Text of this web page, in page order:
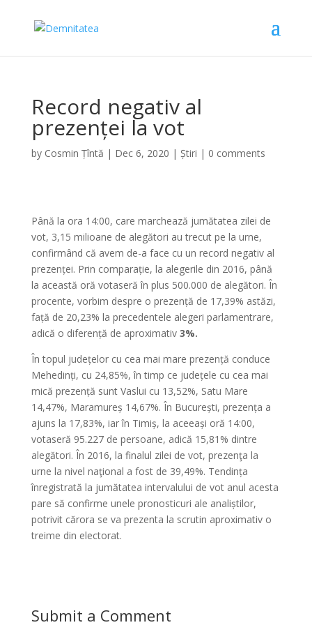
Record negativ al
prezenței la vot
by Cosmin Țîntă | Dec 6, 2020 | Știri | 0 comments
Până la ora 14:00, care marchează jumătatea zilei de
vot, 3,15 milioane de alegători au trecut pe la urne,
confirmând că avem de-a face cu un record negativ al
prezenței. Prin comparație, la alegerile din 2016, până
la această oră votaseră în plus 500.000 de alegători. În
procente, vorbim despre o prezență de 17,39% astăzi,
față de 20,23% la precedentele alegeri parlamentrare,
adică o diferență de aproximativ 3%.
În topul județelor cu cea mai mare prezență conduce
Mehedinți, cu 24,85%, în timp ce județele cu cea mai
mică prezență sunt Vaslui cu 13,52%, Satu Mare
14,47%, Maramureș 14,67%. În București, prezența a
ajuns la 17,83%, iar în Timiș, la aceeași oră 14:00,
votaseră 95.227 de persoane, adică 15,81% dintre
alegători. În 2016, la finalul zilei de vot, prezenţa la
urne la nivel naţional a fost de 39,49%. Tendința
înregistrată la jumătatea intervalului de vot anul acesta
pare să confirme unele pronosticuri ale analiștilor,
potrivit cărora se va prezenta la scrutin aproximativ o
treime din electorat.
Submit a Comment